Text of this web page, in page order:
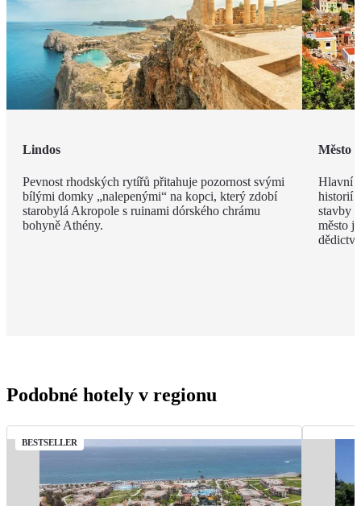
Lindos
Pevnost rhodských rytířů přitahuje pozornost svými
bílými domky „nalepenými“ na kopci, který zdobí
starobylá Akropole s ruinami dórského chrámu
bohyně Athény.
Město
Hlavní
historií
stavby
město
Podobné hotely v regionu
BESTSELLER